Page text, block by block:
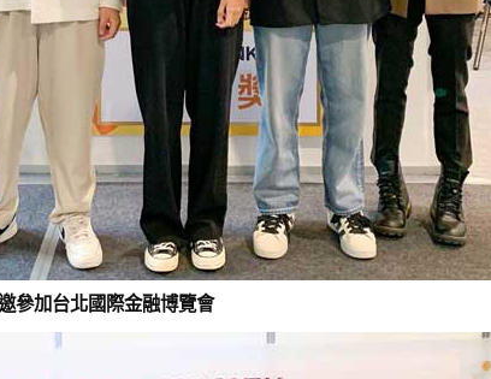
參加台北國際金融博覽會